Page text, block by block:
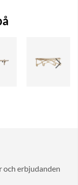
och erbjudanden